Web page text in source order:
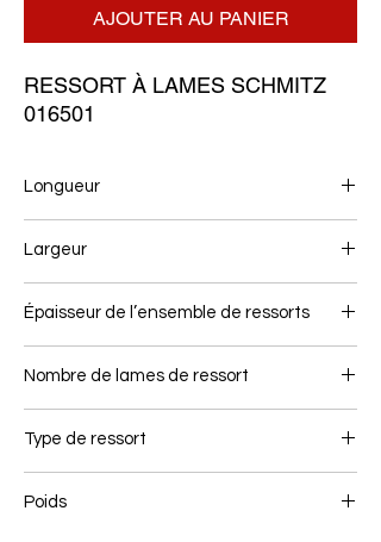
AJOUTER AU PANIER
RESSORT À LAMES SCHMITZ
016501
Longueur
Largeur
Épaisseur de l’ensemble de ressorts
Nombre de lames de ressort
Type de ressort
Poids